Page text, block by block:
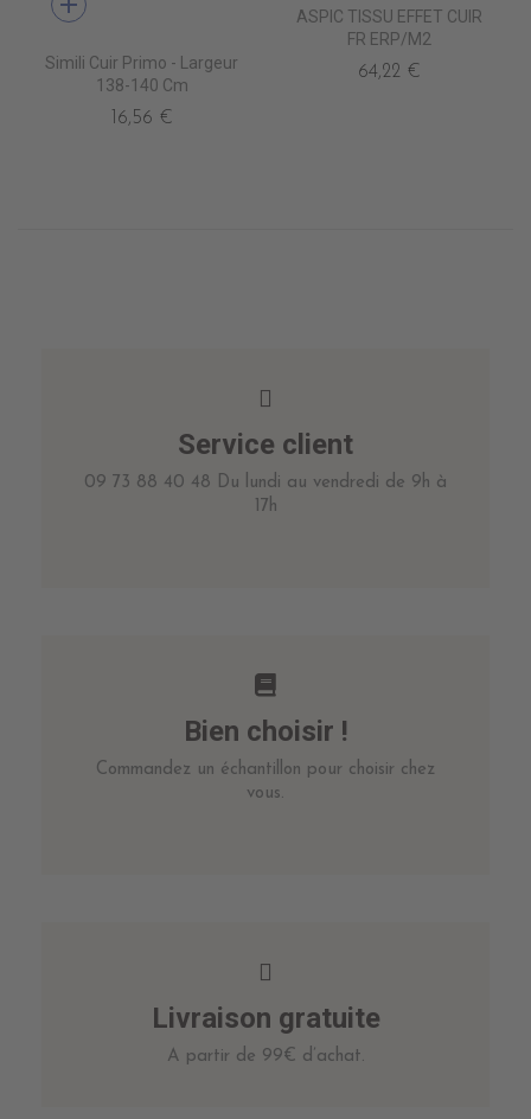
Simili Cuir Primo - Largeur
138-140 Cm
16,56 €
ASPIC TISSU EFFET CUIR
FR ERP/M2
64,22 €
Service client
09 73 88 40 48 Du lundi au vendredi de 9h à
17h
Bien choisir !
Commandez un échantillon pour choisir chez
vous.
Livraison gratuite
A partir de 99€ d’achat.